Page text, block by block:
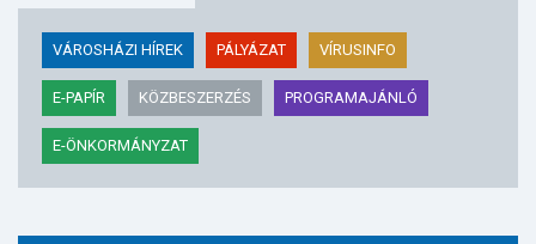
VÁROSHÁZI HÍREK PÁLYÁZAT VÍRUSINFO
E-PAPÍR KÖZBESZERZÉS PROGRAMAJÁNLÓ
E-ÖNKORMÁNYZAT